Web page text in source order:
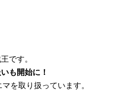
です。
も開始に！
を取り扱っています。